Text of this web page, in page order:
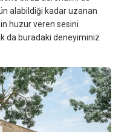
alabildiği kadar uzanan
huzur veren sesini
da buradaki deneyiminiz